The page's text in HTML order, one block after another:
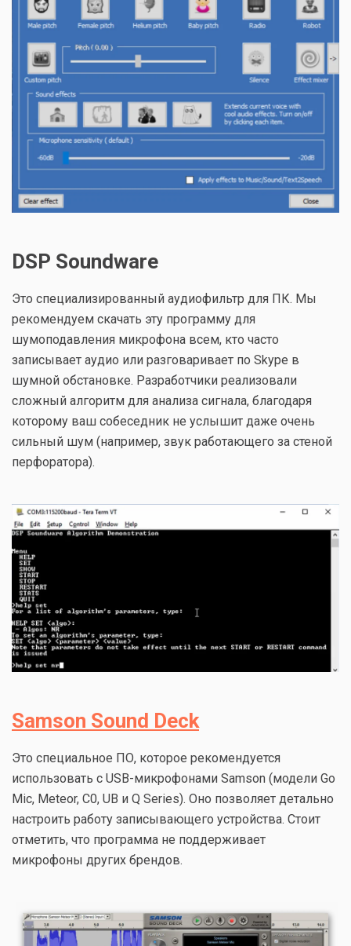
DSP Soundware
Это специализированный аудиофильтр для ПК. Мы
рекомендуем скачать эту программу для
шумоподавления микрофона всем, кто часто
записывает аудио или разговаривает по Skype в
шумной обстановке. Разработчики реализовали
сложный алгоритм для анализа сигнала, благодаря
которому ваш собеседник не услышит даже очень
сильный шум (например, звук работающего за стеной
перфоратора).
Samson Sound Deck
Это специальное ПО, которое рекомендуется
использовать с USB-микрофонами Samson (модели Go
Mic, Meteor, C0, UB и Q Series). Оно позволяет детально
настроить работу записывающего устройства. Стоит
отметить, что программа не поддерживает
микрофоны других брендов.